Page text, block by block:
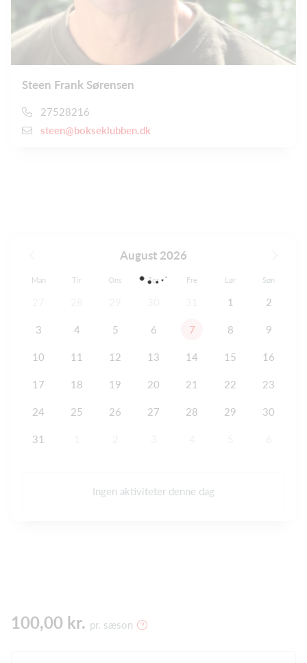
Steen Frank Sørensen
27528216
steen@bokseklubben.dk
August 2026
Man Tir Ons Tor Fre Lør Søn
1 2
3 4 5 6 7 8 9
10 11 12 13 14 15 16
17 18 19 20 21 22 23
24 25 26 27 28 29 30
31
Ingen aktiviteter denne dag
100,00 kr. pr. sæson